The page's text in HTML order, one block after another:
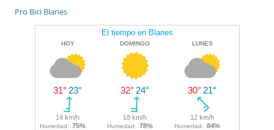
Pro Bici Blanes